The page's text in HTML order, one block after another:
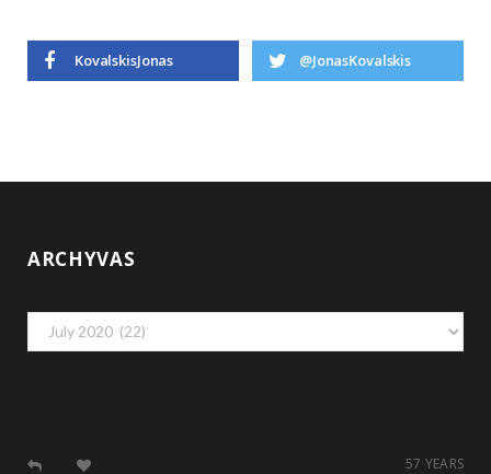
KovalskisJonas @JonasKovalskis
ARCHYVAS
Archyvas
57 YEARS